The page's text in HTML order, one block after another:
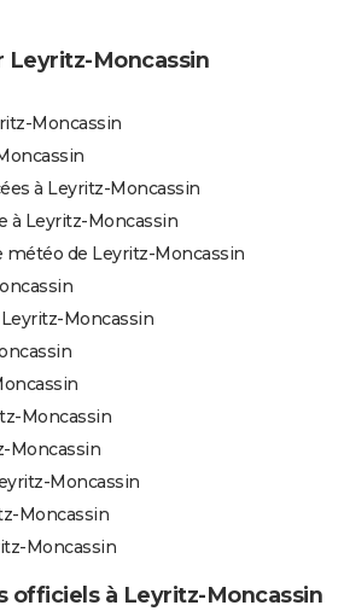
Leyritz-Moncassin
Moncassin
à Leyritz-Moncassin
à Leyritz-Moncassin
de Leyritz-Moncassin
Moncassin
Moncassin
Moncassin
Moncassin
Moncassin
Moncassin
officiels à Leyritz-Moncassin